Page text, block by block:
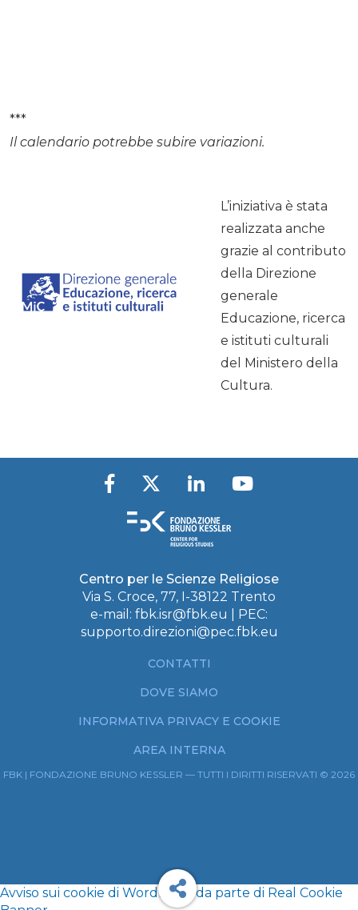
***
Il calendario potrebbe subire variazioni.
L’iniziativa è stata
realizzata anche
grazie al contributo
della Direzione
generale
Educazione, ricerca
e istituti culturali
del Ministero della
Cultura.
Centro per le Scienze Religiose
Via S. Croce, 77, I-38122 Trento
e-mail: fbk.isr@fbk.eu
| PEC:
supporto.direzioni@pec.fbk.eu
CONTATTI
DOVE SIAMO
INFORMATIVA PRIVACY E COOKIE
AREA INTERNA
FBK | FONDAZIONE BRUNO KESSLER — TUTTI I DIRITTI RISERVATI © 2026
Avviso sui cookie di WordPress da parte di Real Cookie